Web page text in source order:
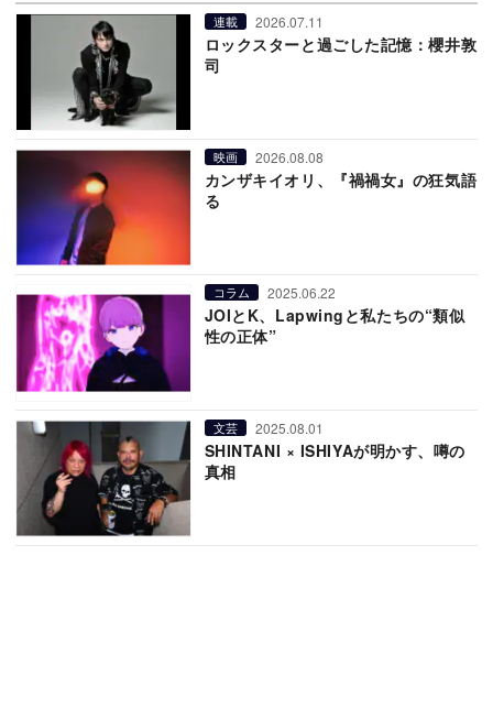
連載 2026.07.11
ロックスターと過ごした記憶：櫻井敦
司
映画 2026.08.08
カンザキイオリ、『禍禍女』の狂気語
る
コラム 2025.06.22
JOIとK、Lapwingと私たちの“類似
性の正体”
文芸 2025.08.01
SHINTANI × ISHIYAが明かす、噂の
真相